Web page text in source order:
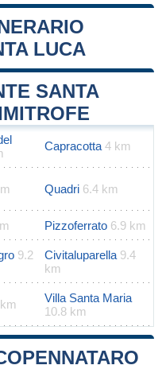
LUCA
© OpenStreetMap
SANTA
Capracotta 4 km
Quadri 6.4 km
Pizzoferrato 6.9 km
9.2
Civitaluparella 9.4
km
Villa Santa Maria
10.8 km